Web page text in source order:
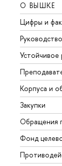
О ВЫШКЕ
Цифры и
Корпуса и
Закупки
Обращения
Фонд